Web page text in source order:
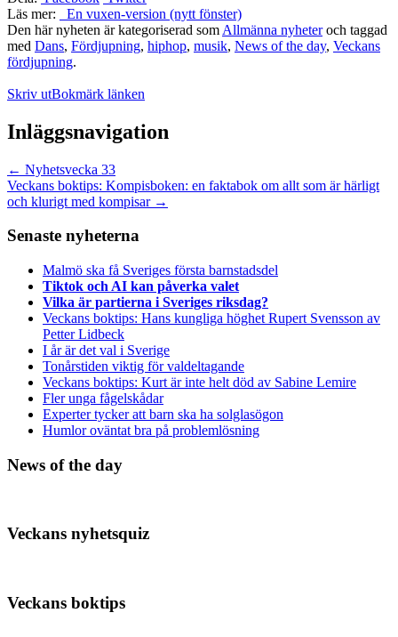
Läs mer:
En vuxen-version (nytt fönster)
Den här nyheten är kategoriserad som Allmänna nyheteroch taggad
med Dans, Fördjupning, hiphop, musik, News of the day, Veckans
fördjupning.
Skriv utBokmärk länken
Inläggsnavigation
← Nyhetsvecka 33
Veckans boktips: Kompisboken: en faktabok om allt som är härligt
och klurigt med kompisar →
Senaste nyheterna
Malmö ska få Sveriges första barnstadsdel
Tiktok och AI kan påverka valet
Vilka är partierna i Sveriges riksdag?
Veckans boktips: Hans kungliga höghet Rupert Svensson av
Petter Lidbeck
I år är det val i Sverige
Tonårstiden viktig för valdeltagande
Veckans boktips: Kurt är inte helt död av Sabine Lemire
Fler unga fågelskådar
Experter tycker att barn ska ha solglasögon
Humlor oväntat bra på problemlösning
News of the day
Veckans nyhetsquiz
Veckans boktips